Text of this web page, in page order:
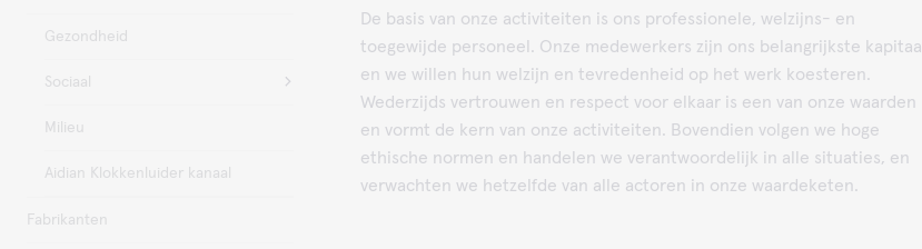
Gezondheid
Sociaal
Milieu
Aidian Klokkenluider kanaal
Fabrikanten
De basis van onze activiteiten is ons professionele, welzijns- en
toegewijde personeel. Onze medewerkers zijn ons belangrijkste kapitaal
en we willen hun welzijn en tevredenheid op het werk koesteren.
Wederzijds vertrouwen en respect voor elkaar is een van onze waarden
en vormt de kern van onze activiteiten. Bovendien volgen we hoge
ethische normen en handelen we verantwoordelijk in alle situaties, en
verwachten we hetzelfde van alle actoren in onze waardeketen.